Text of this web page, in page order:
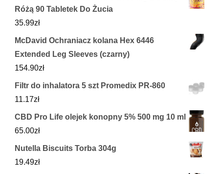
Różą 90 Tabletek Do Żucia
35.99zł
McDavid Ochraniacz kolana Hex 6446
Extended Leg Sleeves (czarny)
154.90zł
Filtr do inhalatora 5 szt Promedix PR-860
11.17zł
CBD Pro Life olejek konopny 5% 500 mg 10 ml
65.00zł
Nutella Biscuits Torba 304g
19.49zł